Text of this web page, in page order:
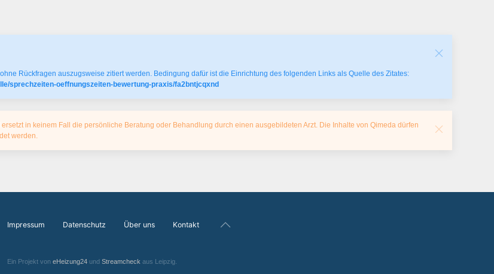
Rückfragen auszugsweise zitiert werden. Bedingung dafür ist die Einrichtung des folgenden Links als Quelle des Zitates:
sprechzeiten-oeffnungszeiten-bewertung-praxis/fa2bntjcqxnd
in keinem Fall die persönliche Beratung oder Behandlung durch einen ausgebildeten Arzt. Die Inhalte von Qimeda dürfen
werden.
Impressum Datenschutz Über uns Kontakt
Ein Projekt von eHeizung24 und Streamcheck aus Leipzig.